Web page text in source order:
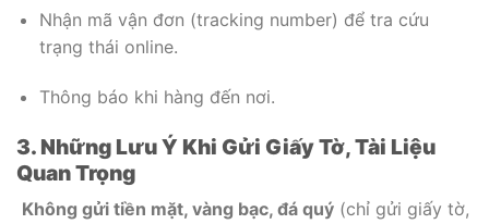
Nhận mã vận đơn (tracking number) để tra cứu
trạng thái online.
Thông báo khi hàng đến nơi.
3. Những Lưu Ý Khi Gửi Giấy Tờ, Tài Liệu
Quan Trọng
Không gửi tiền mặt, vàng bạc, đá quý (chỉ gửi giấy tờ,